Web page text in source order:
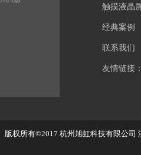
触摸液晶
经典案例
联系我们
友情链接
版权所有©2017 杭州旭虹科技有限公司